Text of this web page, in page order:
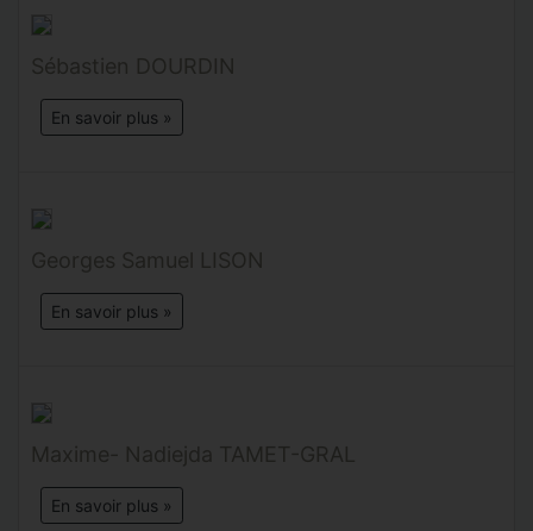
Sébastien DOURDIN
En savoir plus »
Georges Samuel LISON
En savoir plus »
Maxime- Nadiejda TAMET-GRAL
En savoir plus »